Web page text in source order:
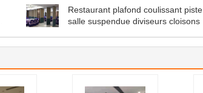
Restaurant plafond coulissant piste
salle suspendue diviseurs cloisons